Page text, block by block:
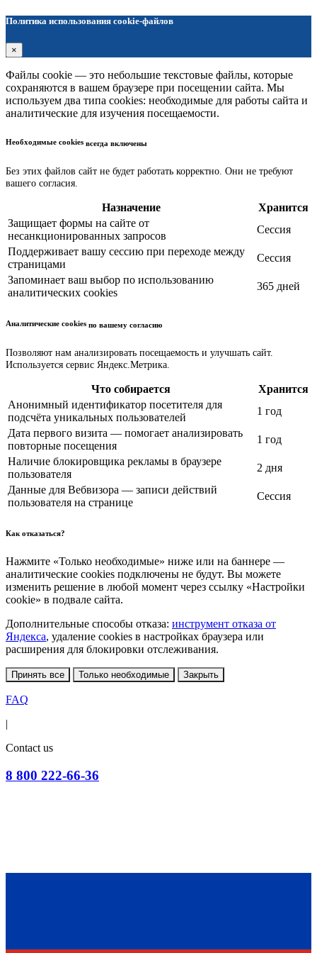
Политика использования cookie-файлов
×
Файлы cookie — это небольшие текстовые файлы, которые
сохраняются в вашем браузере при посещении сайта. Мы
используем два типа cookies: необходимые для работы сайта и
аналитические для изучения посещаемости.
Необходимые cookies всегда включены
Без этих файлов сайт не будет работать корректно. Они не требуют
вашего согласия.
Назначение
Хранится
Защищает формы на сайте от
несанкционированных запросов
Сессия
Поддерживает вашу сессию при переходе между
страницами
Сессия
Запоминает ваш выбор по использованию
аналитических cookies
365 дней
Аналитические cookies по вашему согласию
Позволяют нам анализировать посещаемость и улучшать сайт.
Используется сервис Яндекс.Метрика.
Что собирается
Хранится
Анонимный идентификатор посетителя для
подсчёта уникальных пользователей
1 год
Дата первого визита — помогает анализировать
повторные посещения
1 год
Наличие блокировщика рекламы в браузере
пользователя
2 дня
Данные для Вебвизора — записи действий
пользователя на странице
Сессия
Как отказаться?
Нажмите «Только необходимые» ниже или на баннере —
аналитические cookies подключены не будут. Вы можете
изменить решение в любой момент через ссылку «Настройки
cookie» в подвале сайта.
Дополнительные способы отказа: инструмент отказа от
Яндекса, удаление cookies в настройках браузера или
расширения для блокировки отслеживания.
Принять все Только необходимые Закрыть
FAQ
|
Contact us
8 800 222-66-36